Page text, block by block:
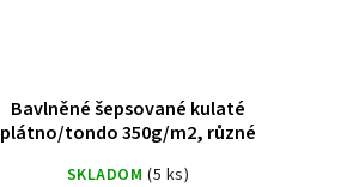
Bavlněné šepsované kulaté
plátno/tondo 350g/m2, různé
SKLADOM (5 ks)